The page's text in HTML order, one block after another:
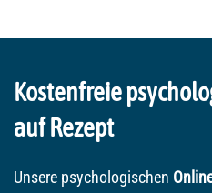
Kostenfreie
auf Rezept
Unsere psychologischen